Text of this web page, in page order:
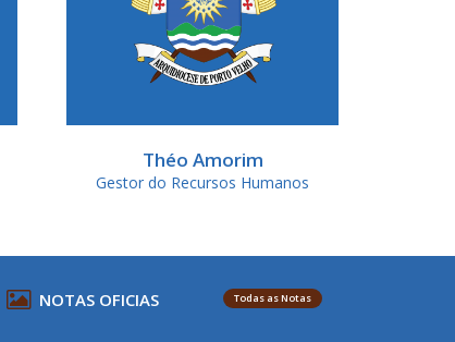
Théo Amorim
Gestor do Recursos Humanos
NOTAS OFICIAS Todas as Notas